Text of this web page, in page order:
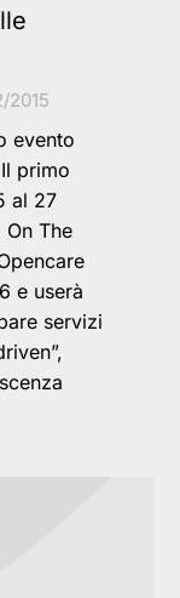
2015
evento
primo
al 27
The
e userà
servizi